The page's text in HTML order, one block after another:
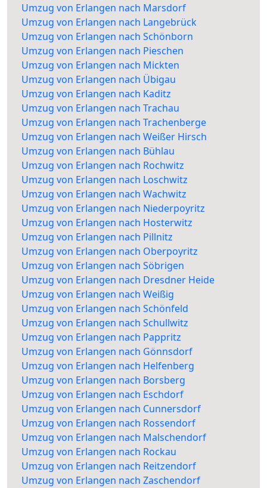
Umzug von Erlangen nach Marsdorf
Umzug von Erlangen nach Langebrück
Umzug von Erlangen nach Schönborn
Umzug von Erlangen nach Pieschen
Umzug von Erlangen nach Mickten
Umzug von Erlangen nach Übigau
Umzug von Erlangen nach Kaditz
Umzug von Erlangen nach Trachau
Umzug von Erlangen nach Trachenberge
Umzug von Erlangen nach Weißer Hirsch
Umzug von Erlangen nach Bühlau
Umzug von Erlangen nach Rochwitz
Umzug von Erlangen nach Loschwitz
Umzug von Erlangen nach Wachwitz
Umzug von Erlangen nach Niederpoyritz
Umzug von Erlangen nach Hosterwitz
Umzug von Erlangen nach Pillnitz
Umzug von Erlangen nach Oberpoyritz
Umzug von Erlangen nach Söbrigen
Umzug von Erlangen nach Dresdner Heide
Umzug von Erlangen nach Weißig
Umzug von Erlangen nach Schönfeld
Umzug von Erlangen nach Schullwitz
Umzug von Erlangen nach Pappritz
Umzug von Erlangen nach Gönnsdorf
Umzug von Erlangen nach Helfenberg
Umzug von Erlangen nach Borsberg
Umzug von Erlangen nach Eschdorf
Umzug von Erlangen nach Cunnersdorf
Umzug von Erlangen nach Rossendorf
Umzug von Erlangen nach Malschendorf
Umzug von Erlangen nach Rockau
Umzug von Erlangen nach Reitzendorf
Umzug von Erlangen nach Zaschendorf